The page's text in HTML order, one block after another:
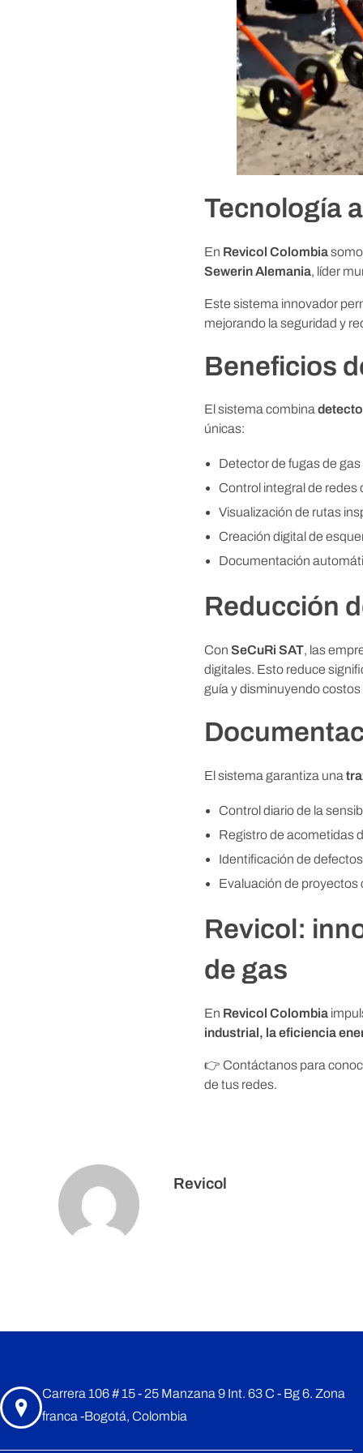
:
p
i
o
n
e
r
o
s
e
n
A
m
é
r
i
a
a
t
n
e
l
Tecnología
En Revicol Colombia
Sewerin Alemania, líder
Este sistema innovador
mejorando la seguridad y
Beneficios
El sistema combina
únicas:
Detector de fugas de
Control integral de redes
Visualización de rutas
Creación digital de
Documentación
Reducción
Con SeCuRi SAT, las
digitales. Esto reduce
guía y disminuyendo
El sistema garantiza una
Control diario de la
Registro de acometidas
Identificación de
Evaluación de proyectos
Revicol:
de gas
En Revicol Colombia
industrial, la eficiencia
👉 Contáctanos para
de tus redes.
Revicol
Carrera 106 # 15 - 25 Manzana 9 Int. 63 C - Bg 6. Zona
franca -Bogotá, Colombia